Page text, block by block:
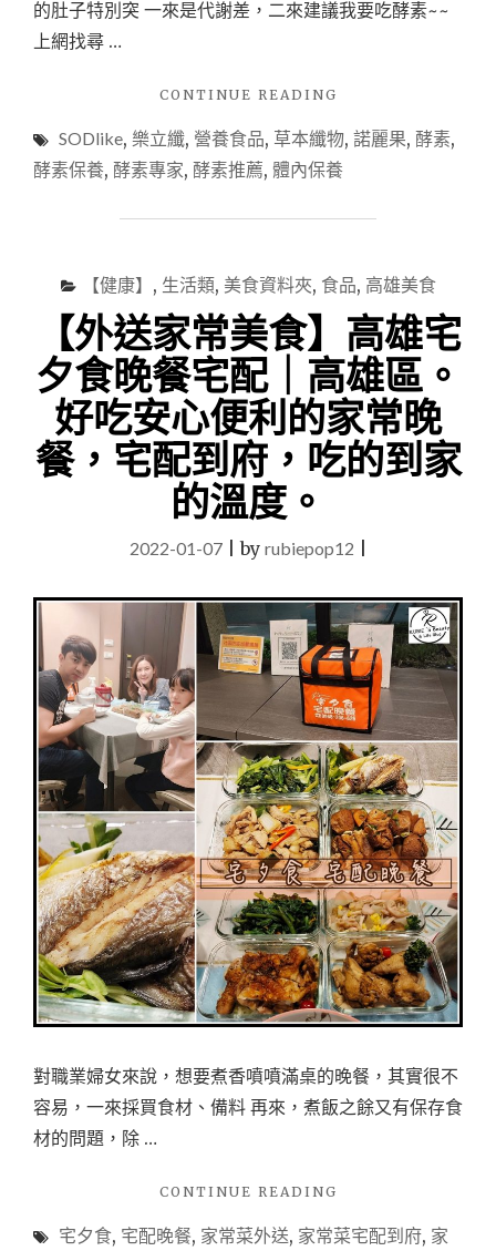
的
的肚子特別突 一來是代謝差，二來建議我要吃酵素~~
上網找尋 …
CONTINUE READING
樂
立
果
酵
素
膠
囊，
拒
絕
三
~
濃
度
防
禦
UP!!"
SODlike, 樂立纖, 營養食品, 草本纖物, 諾麗果, 酵素,
酵素保養, 酵素專家, 酵素推薦, 體內保養
【健康】 , 生活類, 美食資料夾, 食品, 高雄美食
【外送家常美食】高雄宅
夕食晚餐宅配｜高雄區。
好吃安心便利的家常晚
餐，宅配到府，吃的到家
的溫度。
2022-01-07|by rubiepop12
對職業婦女來說，想要煮香噴噴滿桌的晚餐，其實很不
容易，一來採買食材、備料 再來，煮飯之餘又有保存食
材的問題，除 …
CONTINUE READING
家
宅夕食, 宅配晚餐, 家常菜外送, 家常菜宅配到府, 家